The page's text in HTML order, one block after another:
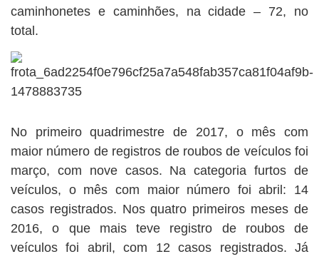
caminhonetes e caminhões, na cidade – 72, no
total.
No primeiro quadrimestre de 2017, o mês com
maior número de registros de roubos de veículos foi
março, com nove casos. Na categoria furtos de
veículos, o mês com maior número foi abril: 14
casos registrados. Nos quatro primeiros meses de
2016, o que mais teve registro de roubos de
veículos foi abril, com 12 casos registrados. Já